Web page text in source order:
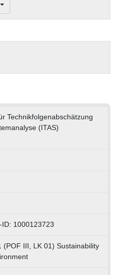
Technikfolgenabschätzung
(ITAS)
ID: 1000123723
(POF III, LK 01) Sustainability